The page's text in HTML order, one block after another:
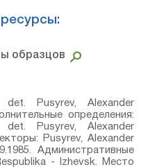
образцов
det. Pusyrev, Alexander
определения:
det. Pusyrev, Alexander
Pusyrev, Alexander
Административные
- Izhevsk. Место